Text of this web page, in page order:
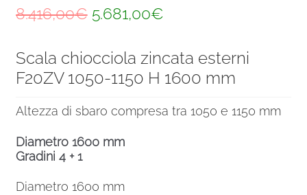
8.416,00€ Il
originale
era:
8.416,00€.
5.681,00€Il
attuale
è:
5.681,00€.
Scala chiocciola zincata esterni
F20ZV 1050-1150 H 1600 mm
Altezza di sbaro compresa tra 1050 e 1150 mm
Diametro 1600 mm
Gradini 4 + 1
Diametro 1600 mm